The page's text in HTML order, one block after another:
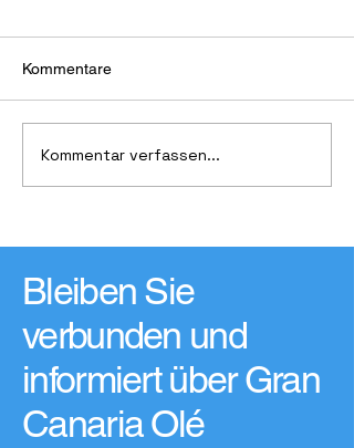
Windsurfen der
Weltmeister
Kommentare
Kommentar verfassen...
Bleiben Sie
verbunden und
informiert über Gran
Canaria Olé